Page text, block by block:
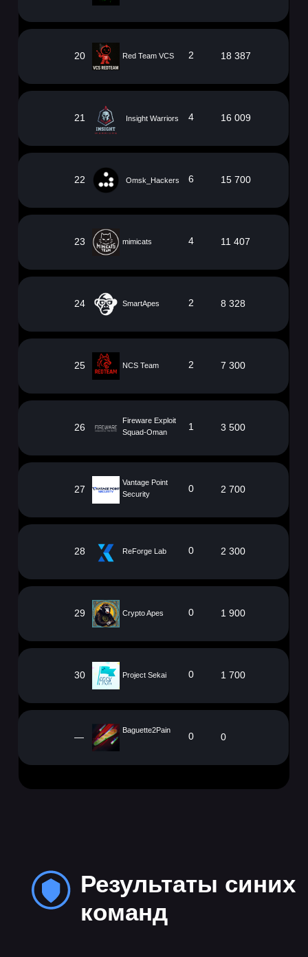
20 Red Team VCS 2 18 387
21 Insight Warriors 4 16 009
22 Omsk_Hackers 6 15 700
23 mimicats 4 11 407
24 SmartApes 2 8 328
25 NCS Team 2 7 300
26
Fireware Exploit
Squad-Oman
1 3 500
27
Vantage Point
Security
0 2 700
28 ReForge Lab 0 2 300
29 Crypto Apes 0 1 900
30 Project Sekai 0 1 700
—
Baguette2Pain
0 0
Расписание
кибербитвы